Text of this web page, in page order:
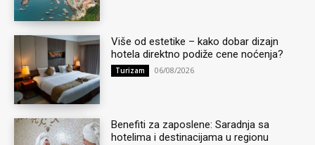
Više od estetike – kako dobar dizajn
hotela direktno podiže cene noćenja?
Turizam 06/08/2026
Benefiti za zaposlene: Saradnja sa
hotelima i destinacijama u regionu